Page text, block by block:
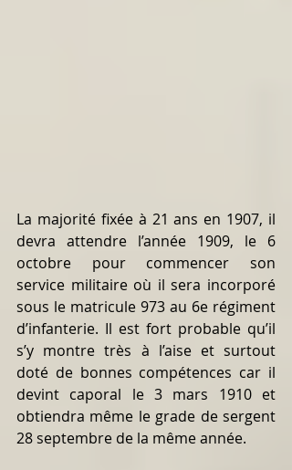
La majorité fixée à 21 ans en 1907, il
devra attendre l’année 1909, le 6
octobre pour commencer son
service militaire où il sera incorporé
sous le matricule 973 au 6e régiment
d’infanterie. Il est fort probable qu’il
s’y montre très à l’aise et surtout
doté de bonnes compétences car il
devint caporal le 3 mars 1910 et
obtiendra même le grade de sergent
28 septembre de la même année.